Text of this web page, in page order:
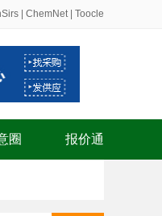
ChemNet| Toocle
圈 报价通
格下跌